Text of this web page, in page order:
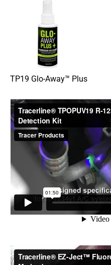
TP19 Glo-Away™ Plus